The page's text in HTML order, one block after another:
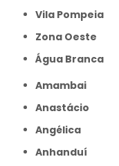
Vila Pompeia
Zona Oeste
Água Branca
Amambai
Anastácio
Angélica
Anhanduí